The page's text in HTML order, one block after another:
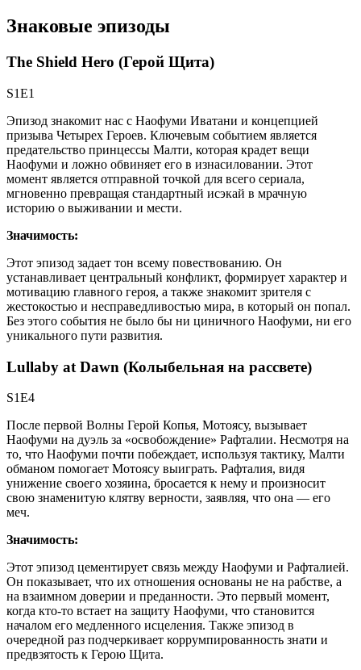
Знаковые эпизоды
The Shield Hero (Герой Щита)
S1E1
Эпизод знакомит нас с Наофуми Иватани и концепцией
призыва Четырех Героев. Ключевым событием является
предательство принцессы Малти, которая крадет вещи
Наофуми и ложно обвиняет его в изнасиловании. Этот
момент является отправной точкой для всего сериала,
мгновенно превращая стандартный исэкай в мрачную
историю о выживании и мести.
Значимость:
Этот эпизод задает тон всему повествованию. Он
устанавливает центральный конфликт, формирует характер и
мотивацию главного героя, а также знакомит зрителя с
жестокостью и несправедливостью мира, в который он попал.
Без этого события не было бы ни циничного Наофуми, ни его
уникального пути развития.
Lullaby at Dawn (Колыбельная на рассвете)
S1E4
После первой Волны Герой Копья, Мотоясу, вызывает
Наофуми на дуэль за «освобождение» Рафталии. Несмотря на
то, что Наофуми почти побеждает, используя тактику, Малти
обманом помогает Мотоясу выиграть. Рафталия, видя
унижение своего хозяина, бросается к нему и произносит
свою знаменитую клятву верности, заявляя, что она — его
меч.
Значимость:
Этот эпизод цементирует связь между Наофуми и Рафталией.
Он показывает, что их отношения основаны не на рабстве, а
на взаимном доверии и преданности. Это первый момент,
когда кто-то встает на защиту Наофуми, что становится
началом его медленного исцеления. Также эпизод в
очередной раз подчеркивает коррумпированность знати и
предвзятость к Герою Щита.